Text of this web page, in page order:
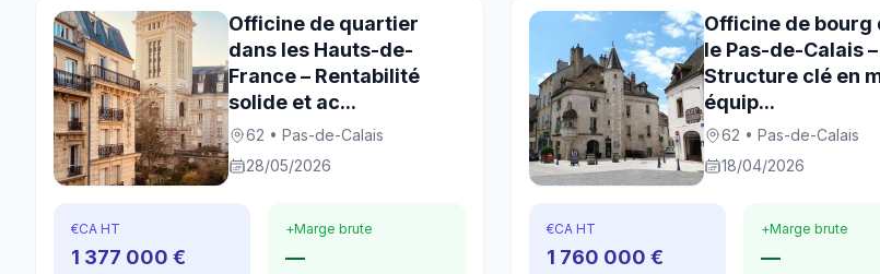
Officine de quartier
dans les Hauts-de-
France – Rentabilité
solide et ac...
62 • Pas-de-Calais
28/05/2026
€CA HT
1 377 000 €
+Marge brute
—
Officine de bourg
le Pas-de-Calais –
Structure clé en
équip...
62 • Pas-de-Calais
18/04/2026
€CA HT
1 760 000 €
+Marge brute
—